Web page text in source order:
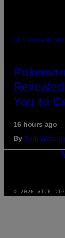
VIA POKEMON/
You to
16 hours ago
By Sam
© 2026 VICE